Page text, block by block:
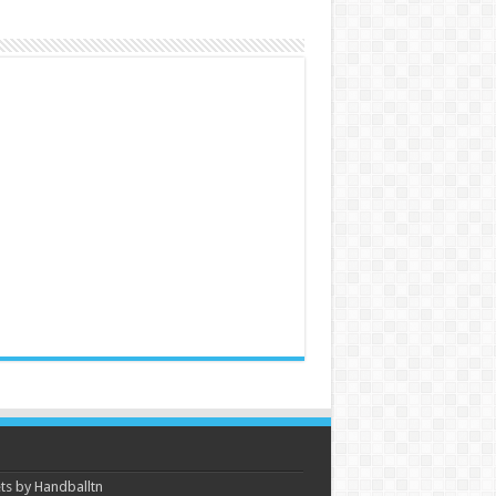
by Handballtn